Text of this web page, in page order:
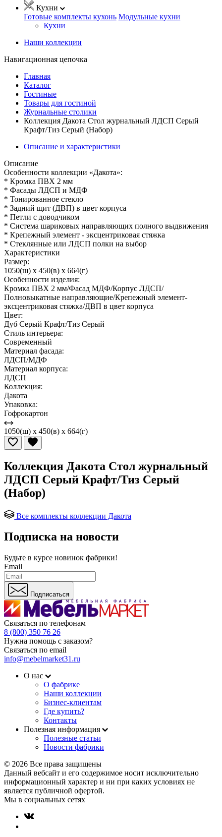
Кухни
Готовые комплекты кухонь Модульные кухни
Кухни
Наши коллекции
Навигационная цепочка
Главная
Каталог
Гостиные
Товары для гостиной
Журнальные столики
Коллекция Дакота Стол журнальный ЛДСП Серый
Крафт/Тиз Серый (Набор)
Описание и характеристики
Описание
Особенности коллекции «Дакота»:
* Кромка ПВХ 2 мм
* Фасады ЛДСП и МДФ
* Тонированное стекло
* Задний щит (ДВП) в цвет корпуса
* Петли с доводчиком
* Система шариковых направляющих полного выдвижения
* Крепежный элемент - эксцентриковая стяжка
* Стеклянные или ЛДСП полки на выбор
Характеристики
Размер:
1050(ш) x 450(в) x 664(г)
Особенности изделия:
Кромка ПВХ 2 мм/Фасад МДФ/Корпус ЛДСП/
Полновыкатные направляющие/Крепежный элемент-
эксцентриковая стяжка/ДВП в цвет корпуса
Цвет:
Дуб Серый Крафт/Тиз Серый
Стиль интерьера:
Современный
Материал фасада:
ЛДСП/МДФ
Материал корпуса:
ЛДСП
Коллекция:
Дакота
Упаковка:
Гофрокартон
1050(ш) x 450(в) x 664(г)
Коллекция Дакота Стол журнальный
ЛДСП Серый Крафт/Тиз Серый
(Набор)
Все комплекты коллекции Дакота
Подписка на новости
Будьте в курсе новинок фабрики!
Email
Подписаться
Связаться по телефонам
8 (800) 350 76 26
Нужна помощь с заказом?
Связаться по email
info@mebelmarket31.ru
О нас
О фабрике
Наши коллекции
Бизнес-клиентам
Где купить?
Контакты
Полезная информация
Полезные статьи
Новости фабрики
© 2026 Все права защищены
Данный вебсайт и его содержимое носит исключительно
информационный характер и ни при каких условиях не
является публичной офертой.
Мы в социальных сетях